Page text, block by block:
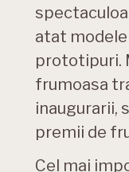
atat
prototipuri.
frumoasa
inaugurarii,
premii de
Cel mai